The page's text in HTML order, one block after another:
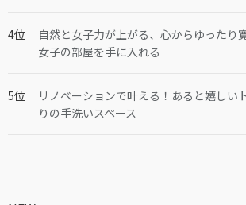
自然と女子力が上がる、心からゆったり
女子の部屋を手に入れる
リノベーションで叶える！あると嬉しい
りの手洗いスペース